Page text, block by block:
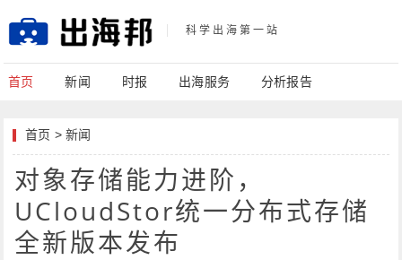
科学出海第一站
首页 新闻 时报 出海服务 分析报告
首页 >新闻
对象存储能力进阶，
UCloudStor统一分布式存储
全新版本发布